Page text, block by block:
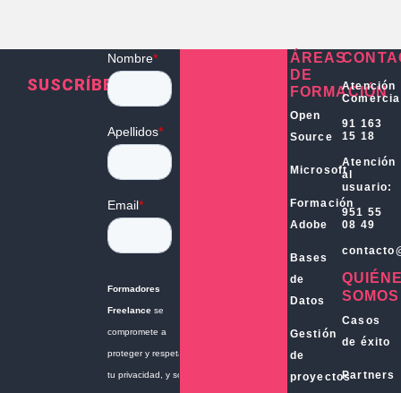
SUSCRÍBETE
ÁREAS
DE
FORMACIÓN
Open
Source
Microsoft
Formación
Adobe
Bases
de
Datos
Gestión
de
proyectos
Atención
91 163
15 18
Atención
al
usuario:
951 55
08 49
SOMOS
Casos
de éxito
Partners